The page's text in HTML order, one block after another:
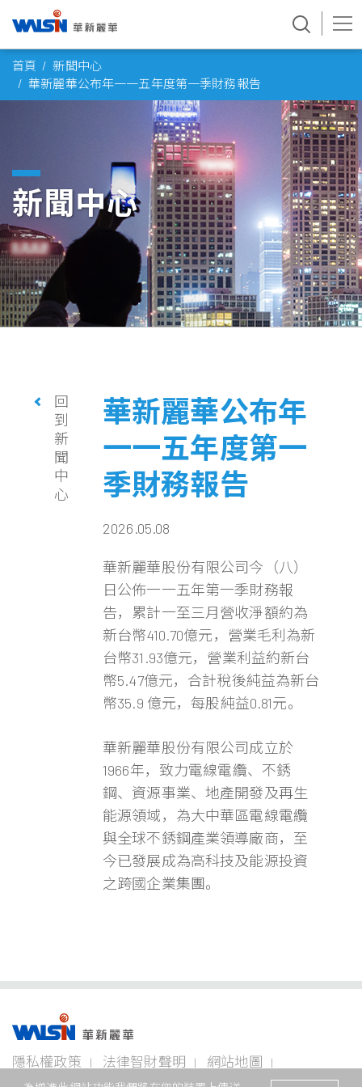
content
首頁
新聞中心
華新麗華公布年一一五年度第一季財務報告
新聞中心
回
到
新
聞
中
心
華新麗華公布年
一一五年度第一
季財務報告
2026.05.08
華新麗華股份有限公司今（八）
日公佈一一五年第一季財務報
告，累計一至三月營收淨額約為
新台幣410.70億元，營業毛利為新
台幣31.93億元，營業利益約新台
幣5.47億元，合計稅後純益為新台
幣35.9 億元，每股純益0.81元。
華新麗華股份有限公司成立於
1966年，致力電線電纜、不銹
鋼、資源事業、地產開發及再生
能源領域，為大中華區電線電纜
與全球不銹鋼產業領導廠商，至
今已發展成為高科技及能源投資
之跨國企業集團。
事業版圖
者專
欄
華新
人
華新
麗華
永續
隱私權政策 法律智財聲明
網站地圖
聯絡我們
© 2026 華新麗華股份有限公司 著作權所有